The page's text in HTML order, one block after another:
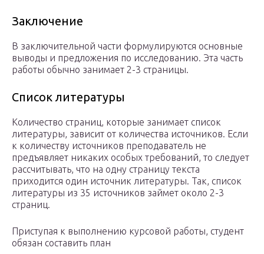
Заключение
В заключительной части формулируются основные
выводы и предложения по исследованию. Эта часть
работы обычно занимает 2-3 страницы.
Список литературы
Количество страниц, которые занимает список
литературы, зависит от количества источников. Если
к количеству источников преподаватель не
предъявляет никаких особых требований, то следует
рассчитывать, что на одну страницу текста
приходится один источник литературы. Так, список
литературы из 35 источников займет около 2-3
страниц.
Приступая к выполнению курсовой работы, студент
обязан составить план